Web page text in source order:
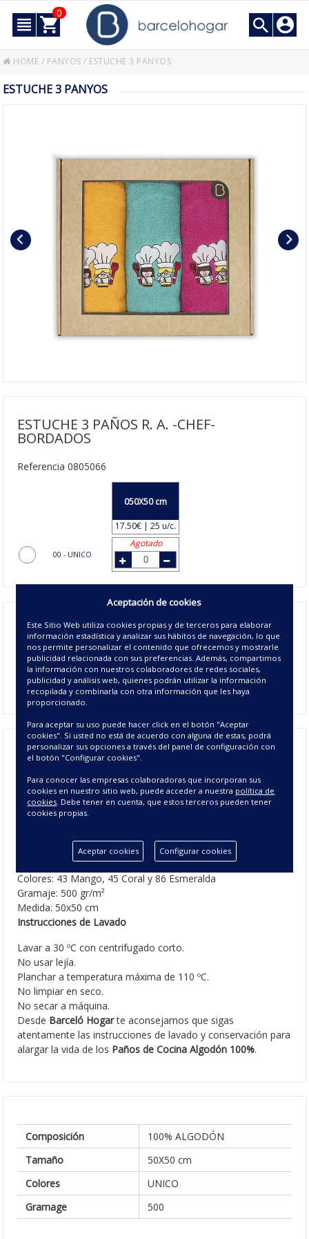
0
HOME / PANYOS / ESTUCHE 3 PANYOS
ESTUCHE 3 PANYOS
ESTUCHE 3 PAÑOS R. A. -CHEF-
BORDADOS
Referencia 0805066
00 - UNICO
050X50 cm
17.50€ | 25 u/c.
Agotado
LosPaños de Cocina Bordados Chef, se suministra en un
pack de 3 paños de cocina fabricados en algodón 100% de
450 gr/m² y acabado en rizo americano.Trapos de cocinade
diferentes colores creados para acompañar a los cocinillas
de la casa en el día a día y decorar la cocina.
Paños de Cocina Chef - Pack de 3
Paños de Cocina
COCINA CHEF
Composición: 100% Algodón.
Colores: 43 Mango, 45 Coral y 86 Esmeralda
Gramaje: 500 gr/m²
Medida: 50x50 cm
Instrucciones de Lavado
Lavar a 30 ºC con centrifugado corto.
No usar lejía.
Planchar a temperatura máxima de 110 ºC.
No limpiar en seco.
No secar a máquina.
Desde Barceló Hogarte aconsejamos que sigas
atentamente las instrucciones de lavado y conservación para
alargar la vida de los Paños de Cocina Algodón 100%.
Composición
100% ALGODÓN
Tamaño
50X50 cm
Colores
UNICO
Gramage
500
Aceptación de cookies
Este Sitio Web utiliza cookies propias y de terceros para elaborar
información estadística y analizar sus hábitos de navegación, lo que
nos permite personalizar el contenido que ofrecemos y mostrarle
publicidad relacionada con sus preferencias. Además, compartimos
la información con nuestros colaboradores de redes sociales,
publicidad y análisis web, quienes podrán utilizar la información
recopilada y combinarla con otra información que les haya
proporcionado.
Para aceptar su uso puede hacer click en el botón "Aceptar
cookies". Si usted no está de acuerdo con alguna de estas, podrá
personalizar sus opciones a través del panel de configuración con
el botón "Configurar cookies".
Para conocer las empresas colaboradoras que incorporan sus
cookies en nuestro sitio web, puede acceder a nuestra política de
cookies . Debe tener en cuenta, que estos terceros pueden tener
cookies propias.
Aceptar cookies Configurar cookies